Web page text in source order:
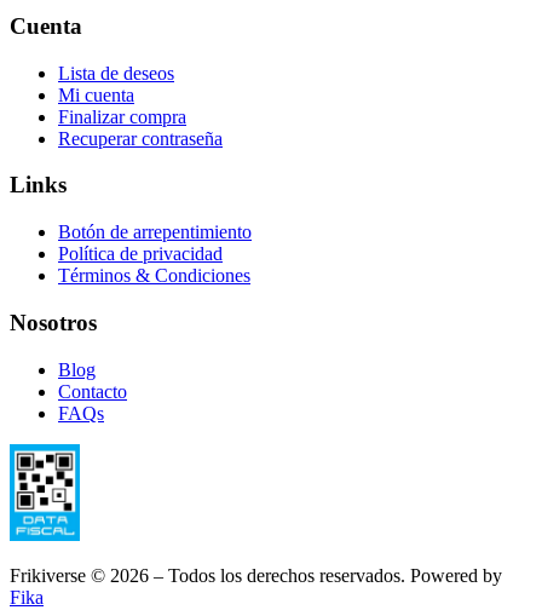
Cuenta
Lista de deseos
Mi cuenta
Finalizar compra
Recuperar contraseña
Links
Botón de arrepentimiento
Política de privacidad
Términos & Condiciones
Nosotros
Blog
Contacto
FAQs
Frikiverse © 2026 – Todos los derechos reservados. Powered by
Fika